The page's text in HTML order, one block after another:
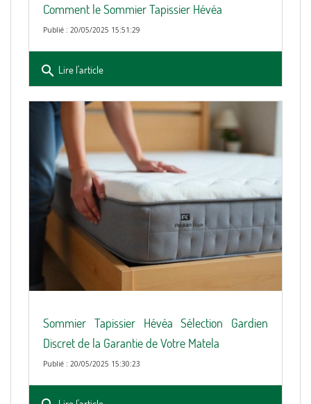
Comment le Sommier Tapissier Hévéa
Publié : 20/05/2025 15:51:29
search Lire l'article
Sommier Tapissier Hévéa Sélection Gardien
Discret de la Garantie de Votre Matela
Publié : 20/05/2025 15:30:23